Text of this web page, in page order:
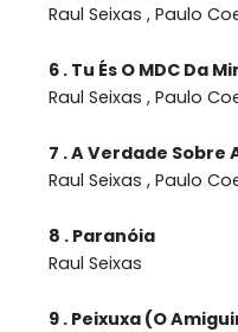
Raul Seixas , Paulo
6 . Tu És O MDC Da
Raul Seixas , Paulo
7 . A Verdade Sobre
Raul Seixas , Paulo
8 . Paranóia
Raul Seixas
9 . Peixuxa (O